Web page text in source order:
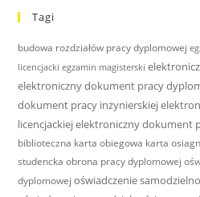
Tagi
budowa rozdziałów pracy dyplomowej
licencjacki egzamin magisterski
elektroniczny dokument pracy
dokument pracy inżynierskiej
licencjackiejelektroniczny dokument
biblioteczna karta obiegowa karta
studencka obrona pracy dyplomowej
dyplomowej oświadczenie